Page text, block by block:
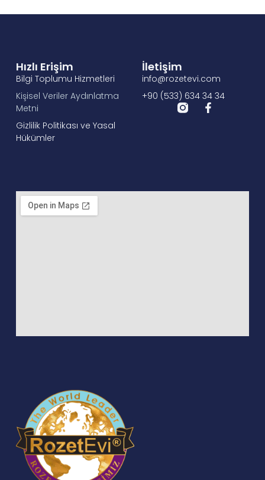
Hızlı Erişim
Bilgi Toplumu Hizmetleri
Kişisel Veriler Aydınlatma
Metni
Gizlilik Politikası ve Yasal
Hükümler
İletişim
info@rozetevi.com
+90 (533) 634 34 34